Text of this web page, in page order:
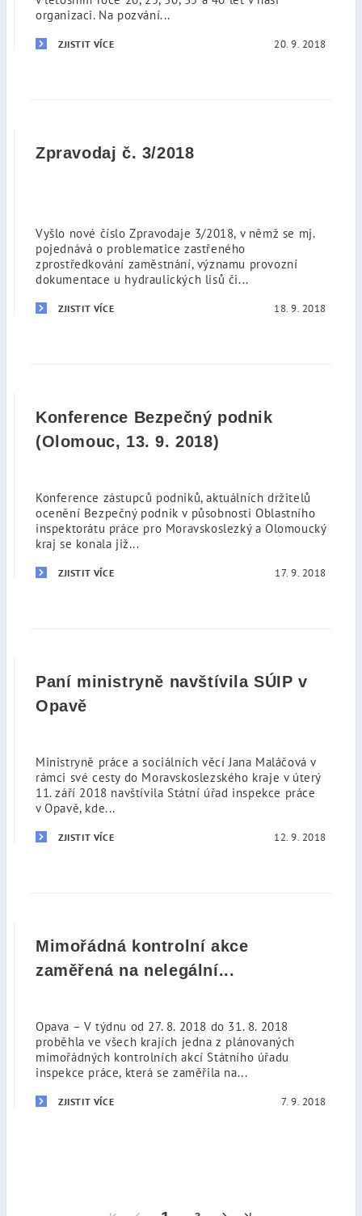
organizaci. Na pozvání...
ZJISTIT VÍCE 20. 9. 2018
Zpravodaj č. 3/2018
Vyšlo nové číslo Zpravodaje 3/2018, v němž se mj.
pojednává o problematice zastřeného
zprostředkování zaměstnání, významu provozní
dokumentace u hydraulických lisů či...
ZJISTIT VÍCE 18. 9. 2018
Konference Bezpečný podnik
(Olomouc, 13. 9. 2018)
Konference zástupců podniků, aktuálních držitelů
ocenění Bezpečný podnik v působnosti Oblastního
inspektorátu práce pro Moravskoslezký a Olomoucký
kraj se konala již...
ZJISTIT VÍCE 17. 9. 2018
Paní ministryně navštívila SÚIP v
Opavě
Ministryně práce a sociálních věcí Jana Maláčová v
rámci své cesty do Moravskoslezského kraje v úterý
11. září 2018 navštívila Státní úřad inspekce práce
v Opavě, kde...
ZJISTIT VÍCE 12. 9. 2018
Mimořádná kontrolní akce
zaměřená na nelegální...
Opava – V týdnu od 27. 8. 2018 do 31. 8. 2018
proběhla ve všech krajích jedna z plánovaných
mimořádných kontrolních akcí Státního úřadu
inspekce práce, která se zaměřila na...
ZJISTIT VÍCE 7. 9. 2018